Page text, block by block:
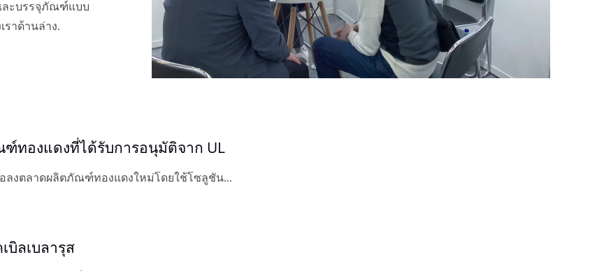
ละบรรจุภัณฑ์แบบ
ราด้านล่าง.
ทองแดงที่ได้รับการอนุมัติจาก UL
อลงตลาดผลิตภัณฑ์ทองแดงใหม่โดยใช้โซลูชัน...
บิลเบลารุส